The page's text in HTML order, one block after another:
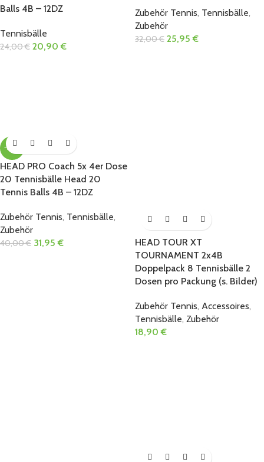
Balls 4B – 12DZ
Tennisbälle
24,00€ 20,90€
Zubehör Tennis, Tennisbälle,
Zubehör
32,00€ 25,95€
-20%
HEAD PRO Coach 5x 4er Dose
20 Tennisbälle Head 20
Tennis Balls 4B – 12DZ
Zubehör Tennis, Tennisbälle,
Zubehör
40,00€ 31,95€
HEAD TOUR XT
TOURNAMENT 2x4B
Doppelpack 8 Tennisbälle 2
Dosen pro Packung (s. Bilder)
Zubehör Tennis, Accessoires,
Tennisbälle, Zubehör
18,90€